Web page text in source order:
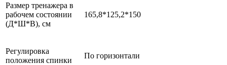
Размер тренажера в
рабочем состоянии
(Д*Ш*В), см
165,8*125,2*150
Регулировка
положения спинки
По горизонтали